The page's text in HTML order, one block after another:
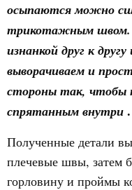
осыпаются можно
трикотажным швом.
изнанкой друг к
выворачиваем и
стороны так, чтобы
спрятанным внутри .
Полученные детали
плечевые швы, затем
горловину и проймы